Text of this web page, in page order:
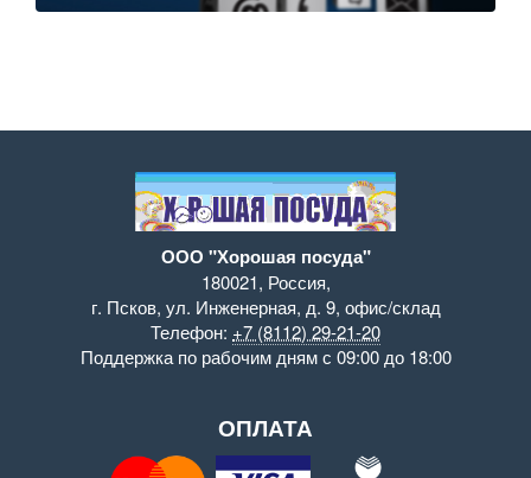
ООО "Хорошая посуда"
180021, Россия,
г. Псков, ул. Инженерная, д. 9, офис/склад
Телефон: +7 (8112) 29-21-20
Поддержкапо рабочим дням с 09:00 до 18:00
ОПЛАТА